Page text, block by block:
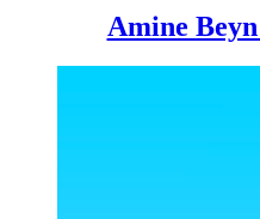
Amine